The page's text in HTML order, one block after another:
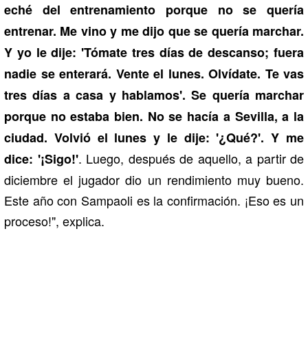
eché del entrenamiento porque no se quería
entrenar. Me vino y me dijo que se quería marchar.
Y yo le dije: 'Tómate tres días de descanso; fuera
nadie se enterará. Vente el lunes. Olvídate. Te vas
tres días a casa y hablamos'. Se quería marchar
porque no estaba bien. No se hacía a Sevilla, a la
ciudad. Volvió el lunes y le dije: '¿Qué?'. Y me
dice: '¡Sigo!'. Luego, después de aquello, a partir de
diciembre el jugador dio un rendimiento muy bueno.
Este año con Sampaoli es la confirmación. ¡Eso es un
proceso!", explica.